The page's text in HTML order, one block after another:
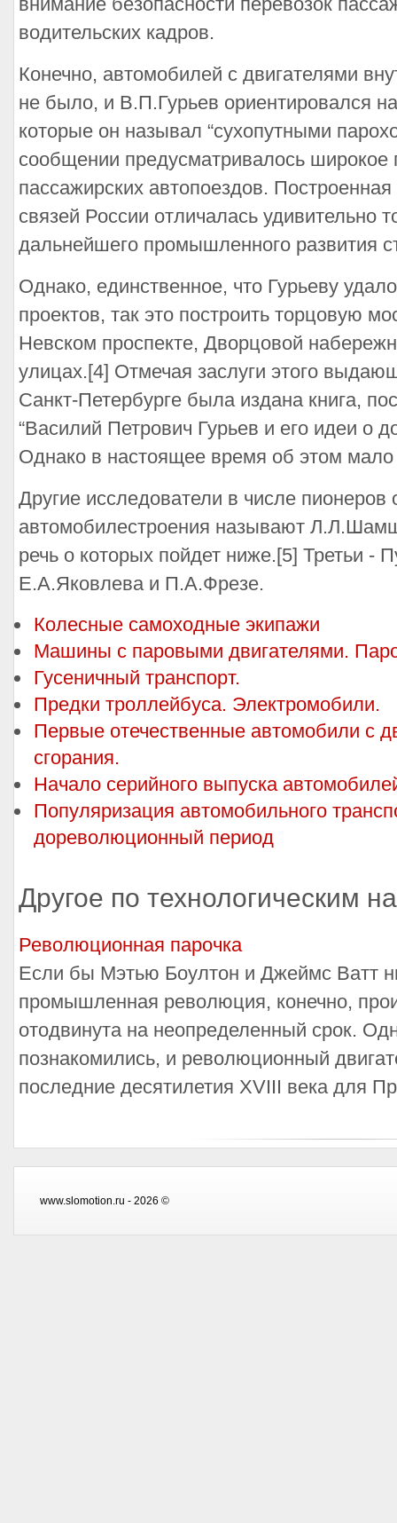
водительских кадров.
Конечно, автомобилей с двигателями
не было, и В.П.Гурьев ориентировался
которые он называл “сухопутными
сообщении предусматривалось широкое
пассажирских автопоездов.
связей России отличалась удивительно
дальнейшего промышленного развития
Однако, единственное, что Гурьеву
проектов, так это построить торцовую
Невском проспекте, Дворцовой
улицах.[4] Отмечая заслуги этого
Санкт-Петербурге была издана книга,
“Василий Петрович Гурьев и его идеи о
Однако в настоящее время об этом мало
Другие исследователи в числе пионеров
автомобилестроения называют
речь о которых пойдет ниже.[5] Третьи -
Е.А.Яковлева и П.А.Фрезе.
Колесные самоходные экипажи
Машины с паровыми двигателями.
Гусеничный транспорт.
Предки троллейбуса. Электромобили.
Первые отечественные автомобили с
сгорания.
Начало серийного выпуска
Популяризация автомобильного
дореволюционный период
Другое по технологическим
Революционная парочка
Если бы Мэтью Боултон и Джеймс Ватт
промышленная революция, конечно,
отодвинута на неопределенный срок.
познакомились, и революционный
последние десятилетия XVIII века для
www.slomotion.ru - 2026 ©